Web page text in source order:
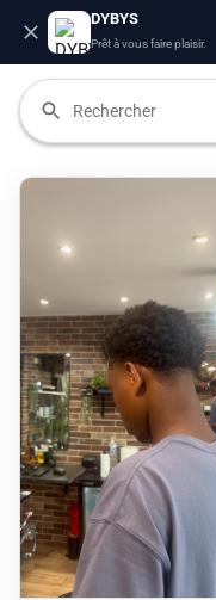
DYBYS
Prêt à vous faire plaisir.